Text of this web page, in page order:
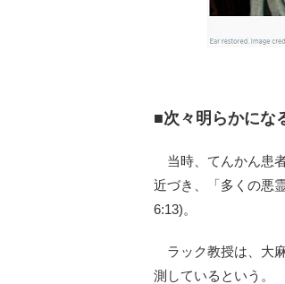
■次々明らかにな
当時、てんかん患
近づき、「多くの悪
6:13)。
ラック教授は、大
測しているという。